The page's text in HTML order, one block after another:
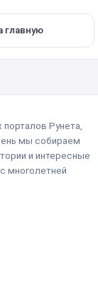
главную
Рунета,
мы собираем
и интересные
многолетней